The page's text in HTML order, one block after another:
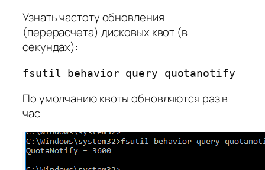
Узнать частоту обновления
(перерасчета) дисковых квот (в
секундах):
fsutil behavior query quotanotify
По умолчанию квоты обновляются раз в
час